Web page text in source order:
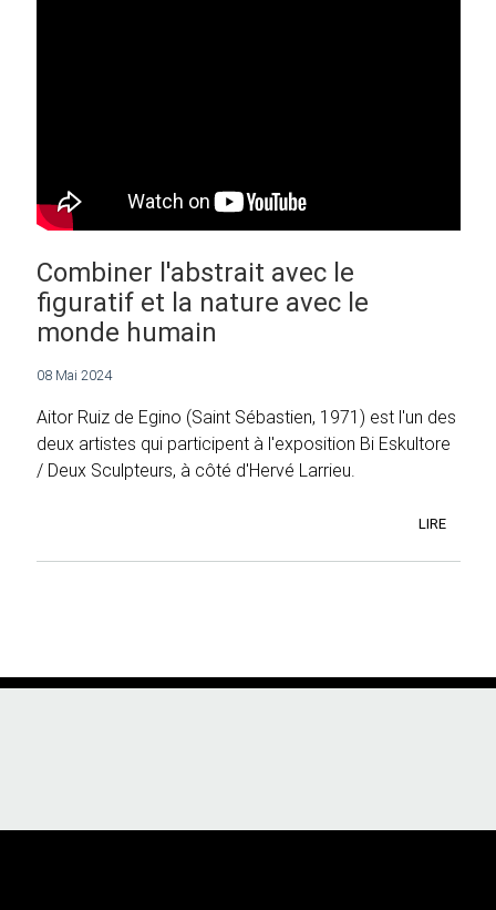
Combiner l'abstrait avec le
figuratif et la nature avec le
monde humain
08 Mai 2024
Aitor Ruiz de Egino (Saint Sébastien, 1971) est l'un des
deux artistes qui participent à l'exposition Bi Eskultore
/ Deux Sculpteurs, à côté d'Hervé Larrieu.
LIRE